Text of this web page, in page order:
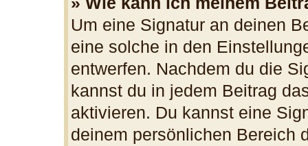
Um eine Signatur an deinen
eine solche in den
entwerfen. Nachdem du die
kannst du in jedem Beitrag
aktivieren. Du kannst eine
deinem persönlichen Bereich